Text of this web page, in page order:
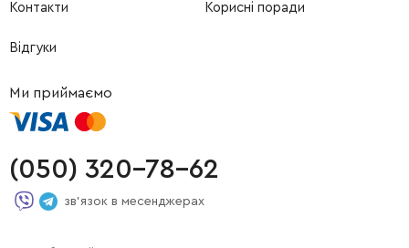
Контакти Корисні поради
Відгуки
Ми приймаємо
(050) 320-78-62
зв'язок в месенджерах